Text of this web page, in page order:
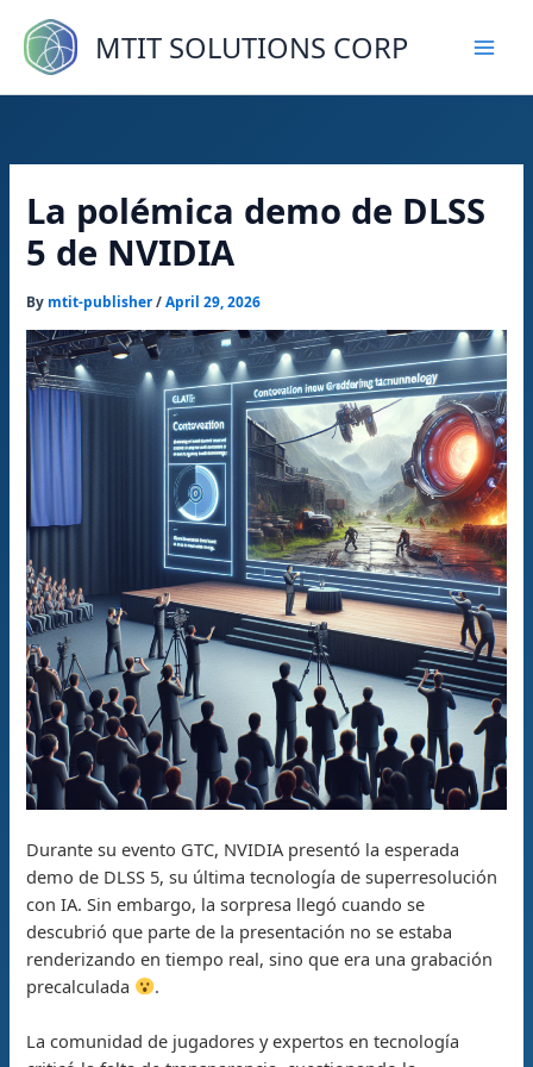
content
MTIT SOLUTIONS CORP
La polémica demo de DLSS
5 de NVIDIA
By mtit-publisher/April 29, 2026
Durante su evento GTC, NVIDIA presentó la esperada
demo de DLSS 5, su última tecnología de superresolución
con IA. Sin embargo, la sorpresa llegó cuando se
descubrió que parte de la presentación no se estaba
renderizando en tiempo real, sino que era una grabación
precalculada
.
La comunidad de jugadores y expertos en tecnología